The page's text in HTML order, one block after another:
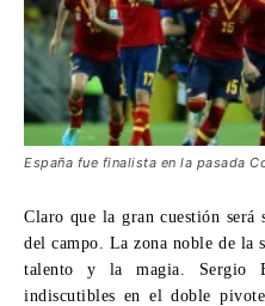
España fue finalista en la pasada
Claro que la gran cuestión será
del campo. La zona noble de la
talento y la magia. Sergio
indiscutibles en el doble